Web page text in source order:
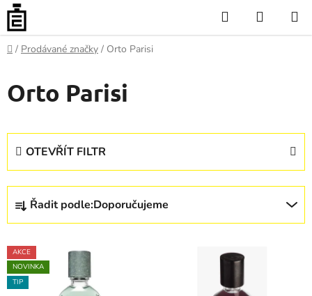
Přejít
obsah
Hledat
KOŠÍK
Domů
/ Prodávané značky / Orto Parisi
Orto Parisi
OTEVŘÍT FILTR
Ř
z
e
n
í
Řadit podle:Doporučujeme
V
ý
p
AKCE
NOVINKA
TIP